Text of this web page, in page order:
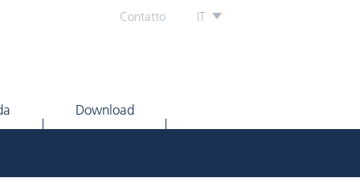
Contatto IT
Download